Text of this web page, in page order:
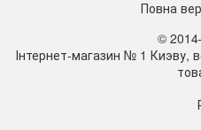
Повна
©
Інтернет-магазин № 1 Киэву,